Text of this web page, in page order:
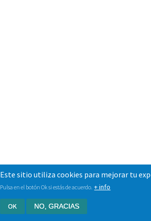
Este sitio utiliza cookies para mejorar tu
Pulsa en el botón Ok si estás de acuerdo. + info
OK NO, GRACIAS